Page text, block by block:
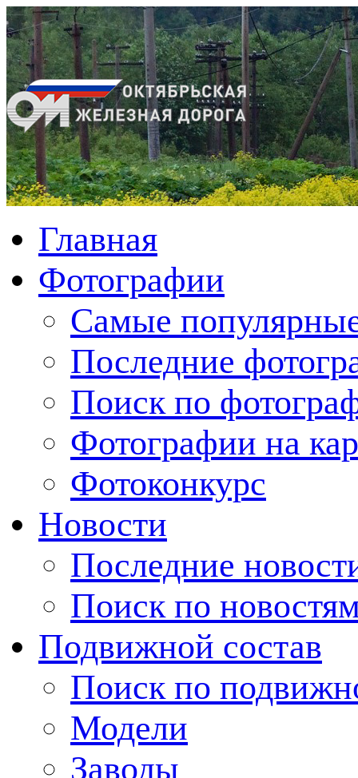
Главная
Фотографии
Cамые
Последние
Поиск по
Фотографии на
Фотоконкурс
Новости
Последние
Поиск по
Подвижной состав
Поиск по
Модели
Заводы